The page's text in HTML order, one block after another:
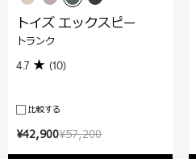
¥57,200
¥42,900
トイズ エックスピー
トランク
4.7 (10)
比較する